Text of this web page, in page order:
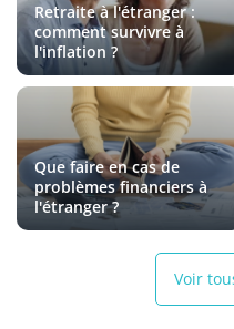
Retraite à l'étranger :
comment survivre à
l'inflation ?
Que faire en cas de
problèmes financiers à
l'étranger ?
Voir